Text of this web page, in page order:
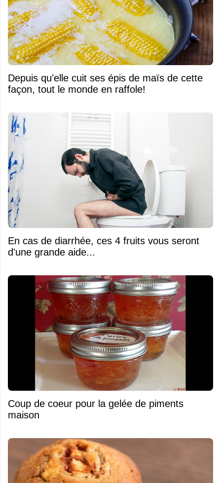
Depuis qu'elle cuit ses épis de maïs de cette
façon, tout le monde en raffole!
En cas de diarrhée, ces 4 fruits vous seront
d'une grande aide...
Coup de coeur pour la gelée de piments
maison